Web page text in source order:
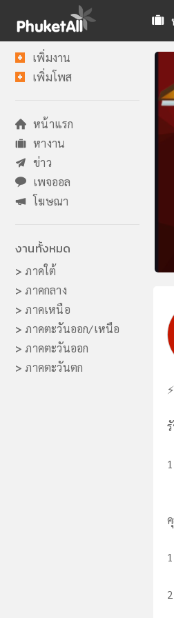
เพิ่มงาน
เพิ่มโพส
หน้าแรก
หางาน
ข่าว
เพจออล
โฆษณา
งานทั้งหมด
> ภาคใต้
> ภาคกลาง
> ภาคเหนือ
> ภาคตะวันออก/เหนือ
> ภาคตะวันออก
> ภาคตะวันตก